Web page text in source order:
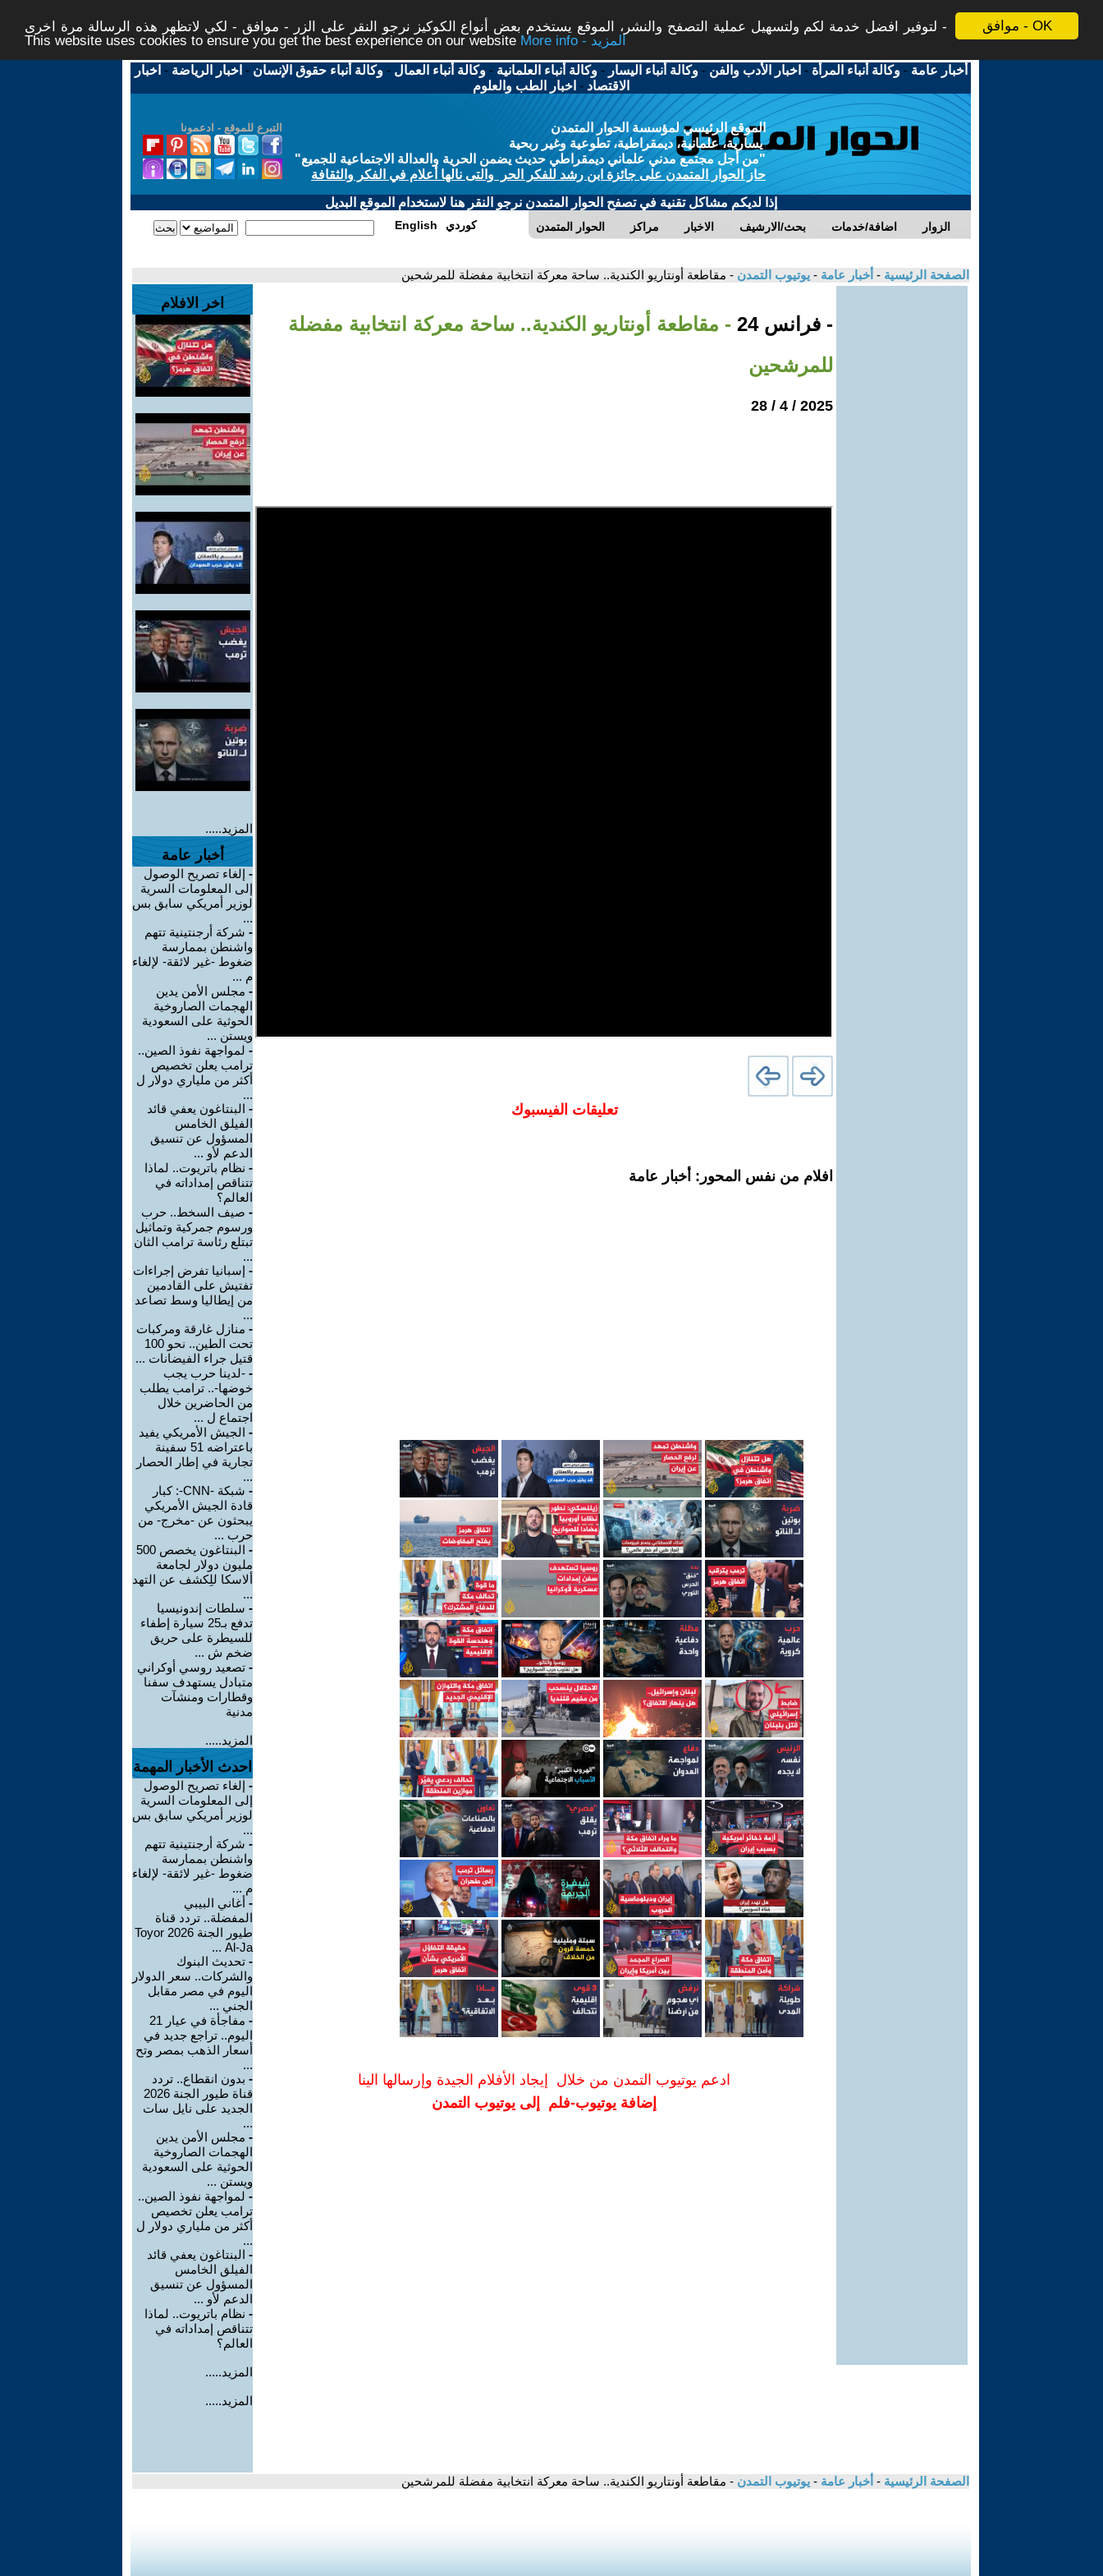
موافق - OK
لتوفير افضل خدمة لكم ولتسهيل عملية التصفح والنشر، الموقع يستخدم بعض أنواع الكوكيز نرجو النقر على الزر - موافق - لكي لاتظهر هذه الرسالة مرة اخرى -
This website uses cookies to ensure you get the best experience on our website
More info - المزيد
أخبار عامة -وكالة أنباء المرأة - اخبار الأدب والفن -وكالة أنباء اليسار -وكالة أنباء العلمانية -وكالة أنباء العمال -وكالة أنباء حقوق الإنسان - اخبار الرياضة - اخبار
الاقتصاد - اخبار الطب والعلوم
التبرع للموقع - ادعمونا
الموقع الرئيسي لمؤسسة الحوار المتمدن
يسارية، علمانية، ديمقراطية، تطوعية وغير ربحية
"من أجل مجتمع مدني علماني ديمقراطي حديث يضمن الحرية والعدالة الاجتماعية للجميع"
حاز الحوار المتمدن على جائزة ابن رشد للفكر الحر والتى نالها أعلام في الفكر والثقافة
إذا لديكم مشاكل تقنية في تصفح الحوار المتمدن نرجو النقر هنا لاستخدام الموقع البديل
الحوار المتمدن مراكز الاخبار بحث/الارشيف اضافة/خدمات الزوار English كوردي
الصفحة الرئيسية - أخبار عامة - يوتيوب التمدن - مقاطعة أونتاريو الكندية.. ساحة معركة انتخابية مفضلة للمرشحين
- فرانس 24
- مقاطعة أونتاريو الكندية.. ساحة معركة انتخابية مفضلة
للمرشحين
2025 / 4 / 28
تعليقات الفيسبوك
افلام من نفس المحور: أخبار عامة
ادعم يوتيوب التمدن من خلال إيجاد الأفلام الجيدة وإرسالها الينا
إضافة يوتيوب-فلم إلى يوتيوب التمدن
اخر الافلام
المزيد.....
أخبار عامة
- إلغاء تصريح الوصول
إلى المعلومات السرية
لوزير أمريكي سابق بس
...
- شركة أرجنتينية تتهم
واشنطن بممارسة
ضغوط -غير لائقة- لإلغاء
م ...
- مجلس الأمن يدين
الهجمات الصاروخية
الحوثية على السعودية
ويستن ...
- لمواجهة نفوذ الصين..
ترامب يعلن تخصيص
أكثر من ملياري دولار ل
...
- البنتاغون يعفي قائد
الفيلق الخامس
المسؤول عن تنسيق
الدعم لأو ...
- نظام باتريوت.. لماذا
تتناقص إمداداته في
العالم؟
- صيف السخط.. حرب
ورسوم جمركية وتماثيل
تبتلع رئاسة ترامب الثان
...
- إسبانيا تفرض إجراءات
تفتيش على القادمين
من إيطاليا وسط تصاعد
...
- منازل غارقة ومركبات
تحت الطين.. نحو 100
قتيل جراء الفيضانات ...
- -لدينا حرب يجب
خوضها-.. ترامب يطلب
من الحاضرين خلال
اجتماع ل ...
- الجيش الأمريكي يفيد
باعتراضه 51 سفينة
تجارية في إطار الحصار
...
-
شبكة -CNN-: كبار
قادة الجيش الأمريكي
يبحثون عن -مخرج- من
حرب ...
-
البنتاغون يخصص 500
مليون دولار لجامعة
ألاسكا للِكشف عن التهد
...
- سلطات إندونيسيا
تدفع بـ25 سيارة إطفاء
للسيطرة على حريق
ضخم ش ...
- تصعيد روسي أوكراني
متبادل يستهدف سفنا
وقطارات ومنشآت
مدنية
المزيد.....
احدث الأخبار المهمة
- إلغاء تصريح الوصول
إلى المعلومات السرية
لوزير أمريكي سابق بس
...
- شركة أرجنتينية تتهم
واشنطن بممارسة
ضغوط -غير لائقة- لإلغاء
م ...
- أغاني البيبي
المفضلة.. تردد قناة
طيور الجنة 2026 Toyor
Al-Ja ...
- تحديث البنوك
والشركات.. سعر الدولار
اليوم في مصر مقابل
الجني ...
-
مفاجأة في عيار 21
اليوم.. تراجع جديد في
أسعار الذهب بمصر وتح
...
- بدون انقطاع.. تردد
قناة طيور الجنة 2026
الجديد على نايل سات
...
- مجلس الأمن يدين
الهجمات الصاروخية
الحوثية على السعودية
ويستن ...
- لمواجهة نفوذ الصين..
ترامب يعلن تخصيص
أكثر من ملياري دولار ل
...
- البنتاغون يعفي قائد
الفيلق الخامس
المسؤول عن تنسيق
الدعم لأو ...
- نظام باتريوت.. لماذا
تتناقص إمداداته في
العالم؟
المزيد.....
المزيد.....
الصفحة الرئيسية - أخبار عامة - يوتيوب التمدن - مقاطعة أونتاريو الكندية.. ساحة معركة انتخابية مفضلة للمرشحين